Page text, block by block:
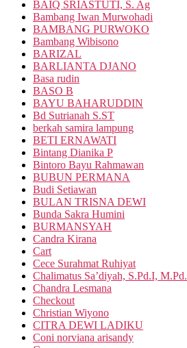
BAIQ SRIASTUTI, S. Ag
Bambang Iwan Murwohadi
BAMBANG PURWOKO
Bambang Wibisono
BARIZAL
BARLIANTA DJANO
Basa rudin
BASO B
BAYU BAHARUDDIN
Bd Sutrianah S.ST
berkah samira lampung
BETI ERNAWATI
Bintang Dianika P
Bintoro Bayu Rahmawan
BUBUN PERMANA
Budi Setiawan
BULAN TRISNA DEWI
Bunda Sakra Humini
BURMANSYAH
Candra Kirana
Cart
Cece Surahmat Ruhiyat
Chalimatus Sa’diyah, S.Pd.I, M.Pd.
Chandra Lesmana
Checkout
Christian Wiyono
CITRA DEWI LADIKU
Coni norviana arisandy